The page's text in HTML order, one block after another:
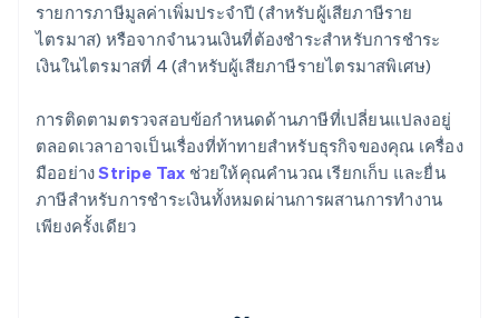
รายการภาษีมูลค่าเพิ่มประจำปี (สําหรับผู้เสียภาษีราย
ไตรมาส) หรือจากจํานวนเงินที่ต้องชําระสําหรับการชําระ
เงินในไตรมาสที่ 4 (สําหรับผู้เสียภาษีรายไตรมาสพิเศษ)
การติดตามตรวจสอบข้อกําหนดด้านภาษีที่เปลี่ยนแปลงอยู่
ตลอดเวลาอาจเป็นเรื่องที่ท้าทายสําหรับธุรกิจของคุณ เครื่อง
มืออย่างStripe Tax ช่วยให้คุณคํานวณ เรียกเก็บ และยื่น
ภาษีสําหรับการชําระเงินทั้งหมดผ่านการผสานการทํางาน
เพียงครั้งเดียว